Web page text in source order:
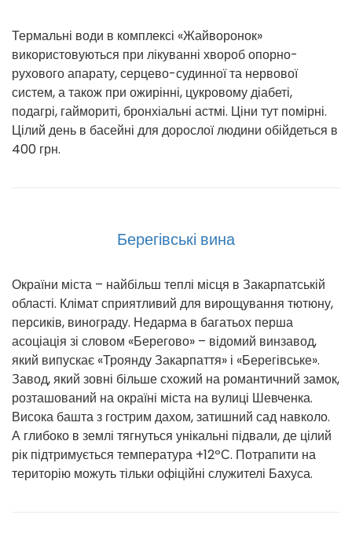
Термальні води в комплексі «Жайворонок»
використовуються при лікуванні хвороб опорно-
рухового апарату, серцево-судинної та нервової
систем, а також при ожирінні, цукровому діабеті,
подагрі, гаймориті, бронхіальні астмі. Ціни тут помірні.
Цілий день в басейні для дорослої людини обійдеться в
400 грн.
Берегівські вина
Окраїни міста – найбільш теплі місця в Закарпатській
області. Клімат сприятливий для вирощування тютюну,
персиків, винограду. Недарма в багатьох перша
асоціація зі словом «Берегово» – відомий винзавод,
який випускає «Троянду Закарпаття» і «Берегівське».
Завод, який зовні більше схожий на романтичний замок,
розташований на окраїні міста на вулиці Шевченка.
Висока башта з гострим дахом, затишний сад навколо.
А глибоко в землі тягнуться унікальні підвали, де цілий
рік підтримується температура +12ºС. Потрапити на
територію можуть тільки офіційні служителі Бахуса.